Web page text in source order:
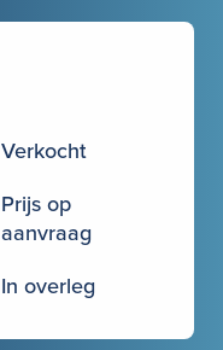
Verkocht
Prijs op
aanvraag
In overleg